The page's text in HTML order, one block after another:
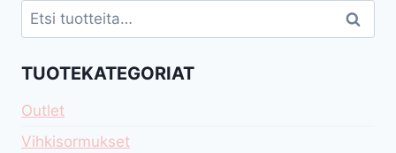
Etsi: Haku
TUOTEKATEGORIAT
Outlet
Vihkisormukset